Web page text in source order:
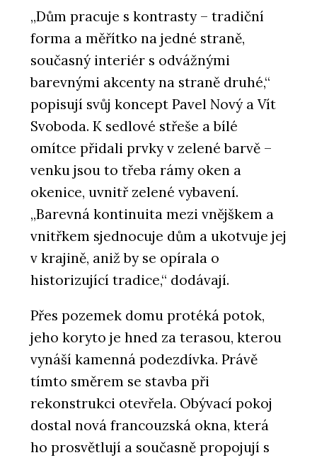
PRODUKTY
Překližka akát/eukalyptus -
Plygroup
„Dům pracuje s kontrasty – tradiční
forma a měřítko na jedné straně,
současný interiér s odvážnými
barevnými akcenty na straně druhé,“
popisují svůj koncept Pavel Nový a Vít
Svoboda. K sedlové střeše a bílé
omítce přidali prvky v zelené barvě –
venku jsou to třeba rámy oken a
okenice, uvnitř zelené vybavení.
„Barevná kontinuita mezi vnějškem a
vnitřkem sjednocuje dům a ukotvuje jej
v krajině, aniž by se opírala o
historizující tradice,“ dodávají.
Přes pozemek domu protéká potok,
jeho koryto je hned za terasou, kterou
vynáší kamenná podezdívka. Právě
tímto směrem se stavba při
rekonstrukci otevřela. Obývací pokoj
dostal nová francouzská okna, která
ho prosvětlují a současně propojují s